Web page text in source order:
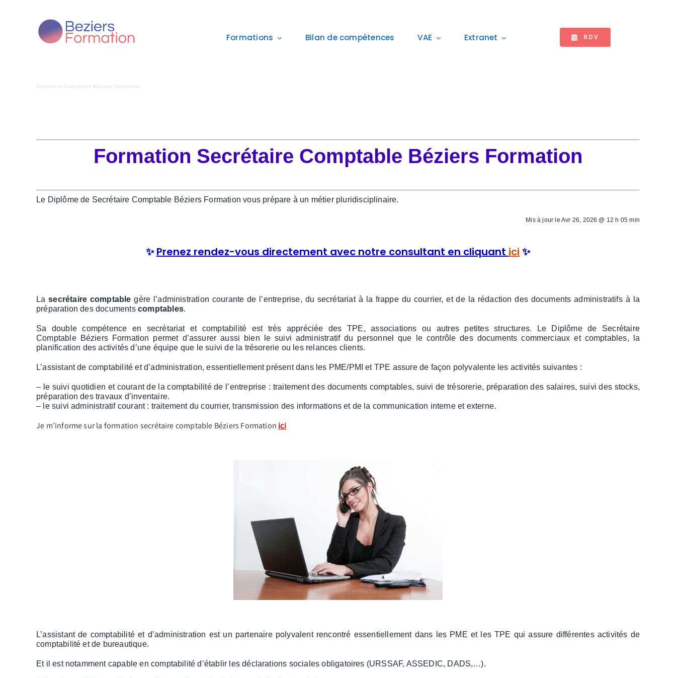
Formations
Bilan de compétences VAE Extranet RDV
Secrétaire Comptable Béziers Formation
Formation Secrétaire Comptable Béziers Formation
Le Diplôme de Secrétaire Comptable Béziers Formation vous prépare à un métier pluridisciplinaire.
Mis à jour le Avr 26, 2026 @ 12 h 05 min
✨Prenez rendez-vous directement avec notre consultant en cliquant ici ✨
Lasecrétaire comptable gère l’administration courante de l’entreprise, du secrétariat à la frappe du courrier, et de la rédaction des documents administratifs à la
préparation des documents comptables.
Sa double compétence en secrétariat et comptabilité est très appréciée des TPE, associations ou autres petites structures. Le Diplôme de Secrétaire
Comptable Béziers Formation permet d’assurer aussi bien le suivi administratif du personnel que le contrôle des documents commerciaux et comptables, la
planification des activités d’une équipe que le suivi de la trésorerie ou les relances clients.
L’assistant de comptabilité et d’administration, essentiellement présent dans les PME/PMI et TPE assure de façon polyvalente les activités suivantes :
– le suivi quotidien et courant de la comptabilité de l’entreprise : traitement des documents comptables, suivi de trésorerie, préparation des salaires, suivi des stocks,
préparation des travaux d’inventaire.
– le suivi administratif courant : traitement du courrier, transmission des informations et de la communication interne et externe.
Je m’informe sur la formation secrétaire comptable Béziers Formation ici
L’assistant de comptabilité et d’administration est un partenaire polyvalent rencontré essentiellement dans les PME et les TPE qui assure différentes activités de
comptabilité et de bureautique.
Et il est notamment capable en comptabilité d’établir les déclarations sociales obligatoires (URSSAF, ASSEDIC, DADS,…).